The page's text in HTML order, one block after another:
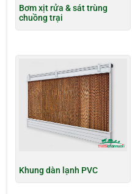
Bơm xịt rửa & sát trùng
chuồng trại
Khung dàn lạnh PVC